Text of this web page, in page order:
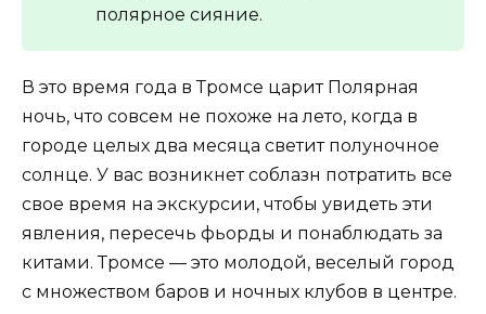
полярное сияние.
В это время года в Тромсе царит Полярная
ночь, что совсем не похоже на лето, когда в
городе целых два месяца светит полуночное
солнце. У вас возникнет соблазн потратить все
свое время на экскурсии, чтобы увидеть эти
явления, пересечь фьорды и понаблюдать за
китами. Тромсе — это молодой, веселый город
с множеством баров и ночных клубов в центре.